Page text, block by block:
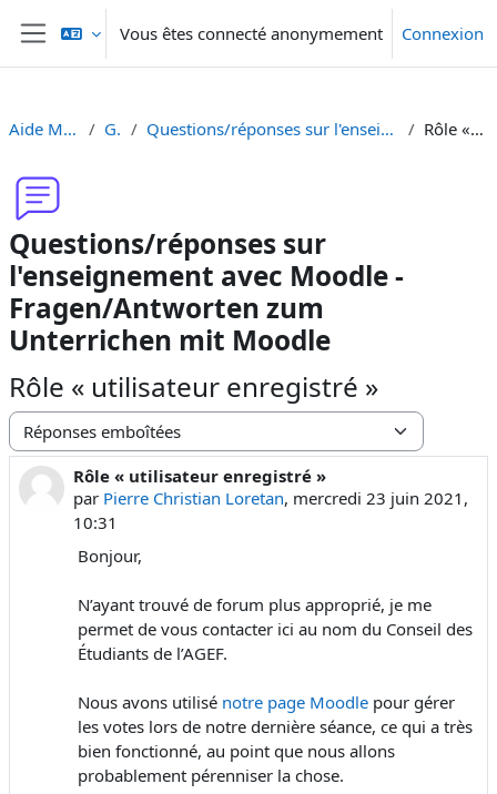
Passer au contenu principal
Panneau latéral
Vous êtes connecté anonymement Connexion
Aide Moodle - Moodle Hilfe Généralités Questions/réponses sur l'enseignement avec Moodle - Fragen/Antworten zum Unterrichen mit Moodle Rôle « utilisateur enregistré »
Questions/réponses sur
l'enseignement avec Moodle -
Fragen/Antworten zum
Unterrichen mit Moodle
Rôle « utilisateur enregistré »
Type d’affichage
Rôle « utilisateur enregistré »
par Pierre Christian Loretan, mercredi 23 juin 2021,
10:31
Nombre de réponses : 1
Bonjour,
N’ayant trouvé de forum plus approprié, je me
permet de vous contacter ici au nom du Conseil des
Étudiants de l’AGEF.
Nous avons utilisé notre page Moodle pour gérer
les votes lors de notre dernière séance, ce qui a très
bien fonctionné, au point que nous allons
probablement pérenniser la chose.